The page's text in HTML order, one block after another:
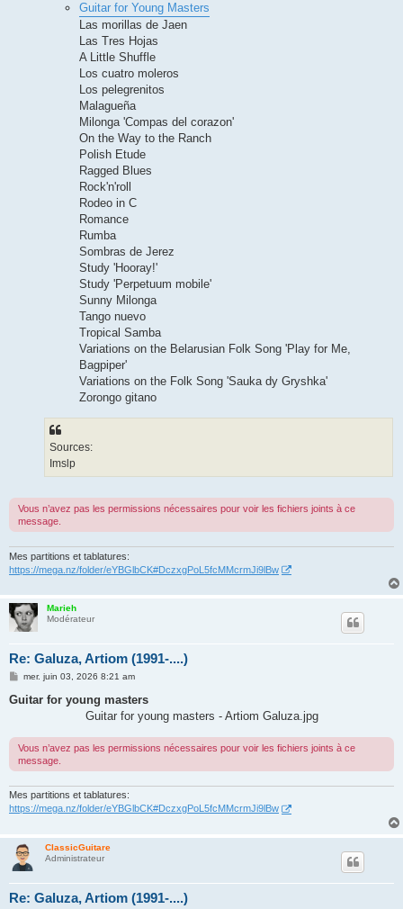
Guitar for Young Masters
Las morillas de Jaen
Las Tres Hojas
A Little Shuffle
Los cuatro moleros
Los pelegrenitos
Malagueña
Milonga 'Compas del corazon'
On the Way to the Ranch
Polish Etude
Ragged Blues
Rock'n'roll
Rodeo in C
Romance
Rumba
Sombras de Jerez
Study 'Hooray!'
Study 'Perpetuum mobile'
Sunny Milonga
Tango nuevo
Tropical Samba
Variations on the Belarusian Folk Song 'Play for Me,
Bagpiper'
Variations on the Folk Song 'Sauka dy Gryshka'
Zorongo gitano
Sources:
Imslp
Vous n’avez pas les permissions nécessaires pour voir les fichiers joints à ce
message.
Mes partitions et tablatures:
https://mega.nz/folder/eYBGlbCK#DczxgPoL5fcMMcrmJi9lBw
Marieh
Modérateur
Re: Galuza, Artiom (1991-....)
M
s
e
mer. juin 03, 2026 8:21 am
Guitar for young masters
Guitar for young masters - Artiom Galuza.jpg
Vous n’avez pas les permissions nécessaires pour voir les fichiers joints à ce
message.
Mes partitions et tablatures:
https://mega.nz/folder/eYBGlbCK#DczxgPoL5fcMMcrmJi9lBw
ClassicGuitare
Administrateur
Re: Galuza, Artiom (1991-....)